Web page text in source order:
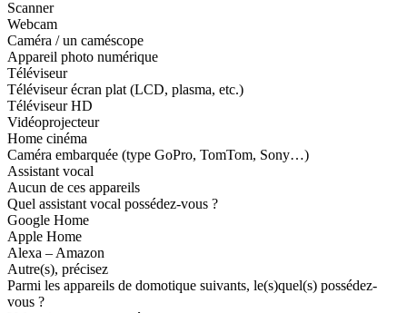
Scanner
Webcam
Caméra / un caméscope
Appareil photo numérique
Téléviseur
Téléviseur écran plat (LCD, plasma, etc.)
Téléviseur HD
Vidéoprojecteur
Home cinéma
Caméra embarquée (type GoPro, TomTom, Sony…)
Assistant vocal
Aucun de ces appareils
Quel assistant vocal possédez-vous ?
Google Home
Apple Home
Alexa – Amazon
Autre(s), précisez
Parmi les appareils de domotique suivants, le(s)quel(s) possédez-
vous ?